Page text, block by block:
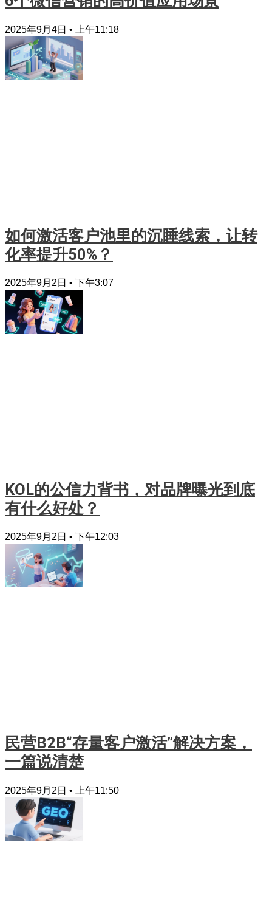
2025年9月4日 上午11:18
如何激活客户池里的沉睡线索，让转
化率提升50%？
2025年9月2日 下午3:07
KOL的公信力背书，对品牌曝光到底
有什么好处？
2025年9月2日 下午12:03
民营B2B“存量客户激活”解决方案，
一篇说清楚
2025年9月2日 上午11:50